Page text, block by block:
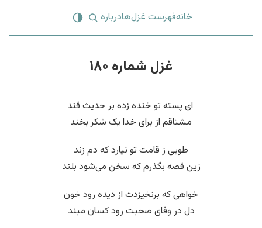
خانهفهرست غزل‌هادرباره
غزل شماره ۱۸۰
‌ ای پسته تو خنده زده بر حدیث قند
مشتاقم از برای خدا یک شکر بخند
طوبی ز قامت تو نیارد که دم زند
زین قصه بگذرم که سخن می‌شود بلند
خواهی که برنخیزدت از دیده رود خون
دل در وفای صحبت رود کسان مبند